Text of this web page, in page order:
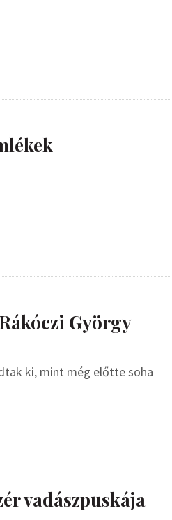
György
ki, mint még előtte soha
vadászpuskája